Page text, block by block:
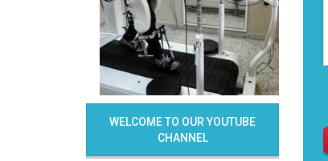
WELCOME TO OUR YOUTUBE
CHANNEL